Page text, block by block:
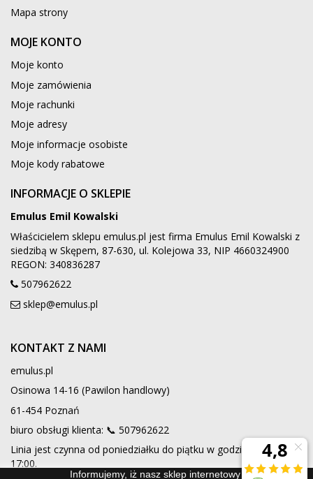
Mapa strony
MOJE KONTO
Moje konto
Moje zamówienia
Moje rachunki
Moje adresy
Moje informacje osobiste
Moje kody rabatowe
INFORMACJE O SKLEPIE
Emulus Emil Kowalski
Właścicielem sklepu emulus.pl jest firma Emulus Emil Kowalski z
siedzibą w Skępem, 87-630, ul. Kolejowa 33, NIP 4660324900
REGON: 340836287
507962622
sklep@emulus.pl
KONTAKT Z NAMI
emulus.pl
Osinowa 14-16 (Pawilon handlowy)
61-454 Poznań
biuro obsługi klienta: 📞 507962622
Linia jest czynna od poniedziałku do piątku w godzinach 9:00 -
17:00.
Informujemy, iż nasz sklep internetowy wykorzystuje